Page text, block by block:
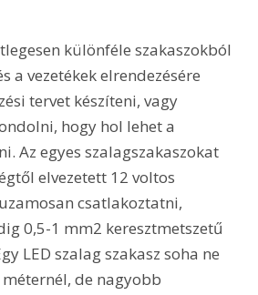
különféle szakaszokból
a vezetékek elrendezésére
tervet készíteni, vagy
hogy hol lehet a
Az egyes szalagszakaszokat
elvezetett 12 voltos
csatlakoztatni,
0,5-1 mm2 keresztmetszetű
LED szalag szakasz soha ne
de nagyobb